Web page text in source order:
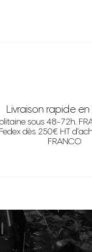
Livraison rapide en
sous 48-72h.
dès 250€ HT
FRANCO